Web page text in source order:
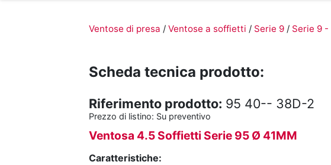
Ventose di presa / Ventose a soffietti / Serie 9 / Serie 9
Scheda tecnica prodotto:
Riferimento prodotto: 95 40-- 38D-2
Prezzo di listino: Su preventivo
Ventosa 4.5 Soffietti Serie 95 Ø 41MM
Caratteristiche: